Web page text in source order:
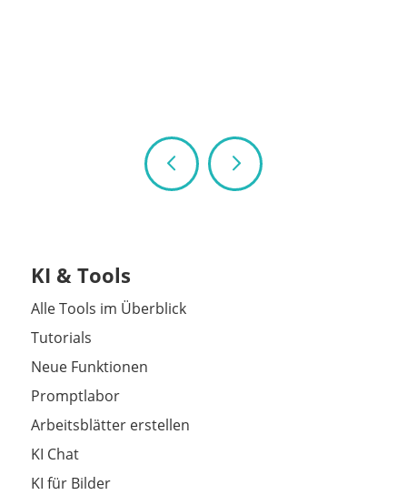
KI & Tools
Alle Tools im Überblick
Tutorials
Neue Funktionen
Promptlabor
Arbeitsblätter erstellen
KI Chat
KI für Bilder